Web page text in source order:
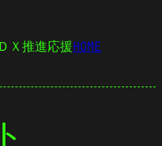
Ｘ推進応援HOME